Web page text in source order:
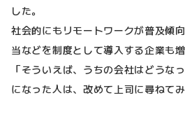
した。
社会的にもリモートワークが普及傾
当などを制度として導入する企業も
「そういえば、うちの会社はどうな
になった人は、改めて上司に尋ねて